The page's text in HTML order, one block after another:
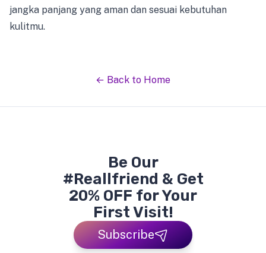
jangka panjang yang aman dan sesuai kebutuhan
kulitmu.
← Back to Home
Be Our
#Reallfriend & Get
20% OFF for Your
First Visit!
Subscribe